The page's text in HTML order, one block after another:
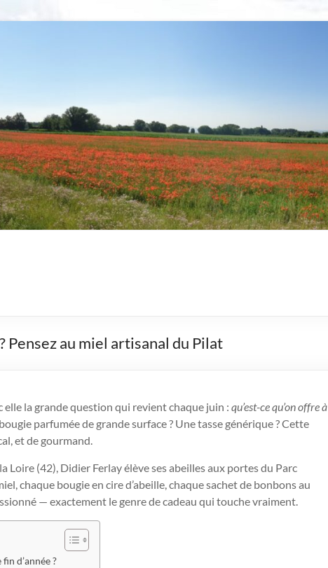
Pensez au miel artisanal du Pilat
elle la grande question qui revient chaque juin : qu’est-ce qu’on offre à
parfumée de grande surface ? Une tasse générique ? Cette
et de gourmand.
Loire (42), Didier Ferlay élève ses abeilles aux portes du Parc
chaque bougie en cire d’abeille, chaque sachet de bonbons au
— exactement le genre de cadeau qui touche vraiment.
d’année ?